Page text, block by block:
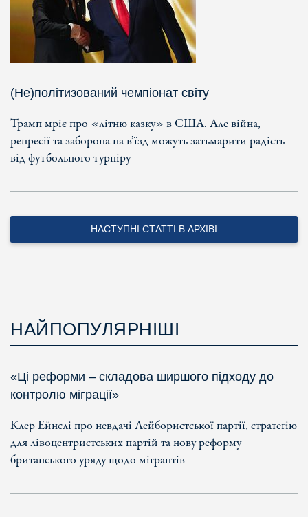
(Не)політизований чемпіонат світу
Трамп мріє про «літню казку» в США. Але війна,
репресії та заборона на в’їзд можуть затьмарити радість
від футбольного турніру
НАСТУПНІ СТАТТІ В АРХІВІ
НАЙПОПУЛЯРНІШІ
«Ці реформи – складова ширшого підходу до
контролю міграції»
Клер Ейнслі про невдачі Лейбористської партії, стратегію
для лівоцентристських партій та нову реформу
британського уряду щодо мігрантів